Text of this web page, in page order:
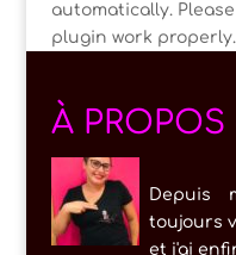
automatically.
plugin work properly.
À
Depuis
toujours
et j'ai